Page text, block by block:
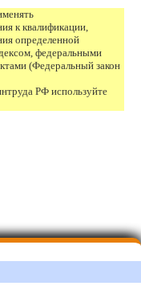
к квалификации,
определенной
федеральными
(Федеральный закон
РФ используйте